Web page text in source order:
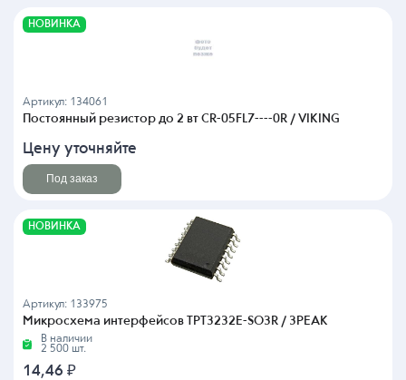
НОВИНКА
Артикул: 134061
Постоянный резистор до 2 вт CR-05FL7----0R / VIKING
Цену уточняйте
Под заказ
НОВИНКА
Артикул: 133975
Микросхема интерфейсов TPT3232E-SO3R / 3PEAK
В наличии
2 500 шт.
14,46 ₽